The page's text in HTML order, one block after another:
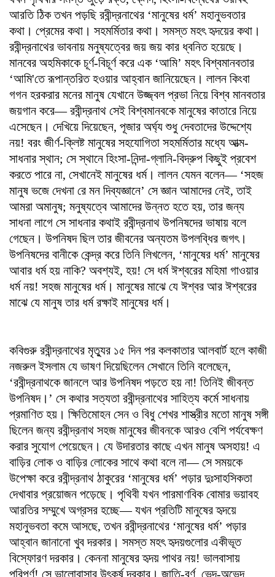
আরতি ঠিক তখন পড়ছি রবীন্দ্রনাথের ‘মানুষের ধর্ম’ মহানুভবতার
কথা। প্রেমের কথা। সহমর্মিতার কথা। সমস্ত মহৎ হৃদয়ের কথা।
রবীন্দ্রনাথের ভাবনায় মনুষ্যত্বের জয় জয় কার ধ্বনিত হয়েছে।
মানবের অহমিকাকে চূর্ণ-বিচূর্ণ করে এক ‘আমি’ মহৎ বিশ্বমানবতার
‘আমি'তে রূপান্তরিত হওয়ার আহ্বান জানিয়েছেন। লালন কিংবা
গগন হরকরার মনের মানুষ যেখানে উজ্জ্বল প্রভা নিয়ে বিশ্ব মানবতার
জয়গান করে— রবীন্দ্রনাথ সেই বিশ্বমানবকে মানুষের কাতারে নিয়ে
এসেছেন। দেখিয়ে দিয়েছেন, পূজার অর্ঘ্য শুধু দেবতাদের উদ্দেশ্যে
নয়! বরং জীর্ণ-ক্লিষ্ট মানুষের সহযোগিতা সহমর্মিতার মধ্যে আত্ম-
সাধনার স্থান; সে স্থানে হিংসা-নিন্দা-গ্লানি-বিদ্রুপ কিছুই প্রবেশ
করতে পারে না, সেখানেই মানুষের ধর্ম। লালন যেমন বলেন— ‘সহজ
মানুষ ভজে দেখনা রে মন দিব্যজ্ঞানে’ সে জ্ঞান আমাদের নেই, তাই
আমরা অমানুষ; মনুষ্যত্বে আমাদের উন্নত হতে হয়, তার জন্য
সাধনা লাগে সে সাধনার কথাই রবীন্দ্রনাথ উপনিষদের ভাষায় বলে
গেছেন। উপনিষদ ছিল তার জীবনের অন্যতম উপলব্ধির জগৎ।
উপনিষদের বানীকে কেন্দ্র করে তিনি লিখলেন, ‘মানুষের ধর্ম’ মানুষের
আবার ধর্ম হয় নাকি? অবশ্যই, হয়! সে ধর্ম ঈশ্বরের মহিমা গাওয়ার
ধর্ম নয়! সহজ মানুষের ধর্ম। মানুষের মাঝে যে ঈশ্বর আর ঈশ্বরের
মাঝে যে মানুষ তার ধর্ম রক্ষাই মানুষের ধর্ম।
কবিগুরু রবীন্দ্রনাথের মৃত্যুর ১৫ দিন পর কলকাতার আলবার্ট হলে কাজী
নজরুল ইসলাম যে ভাষণ দিয়েছিলেন সেখানে তিনি বলেছেন,
‘রবীন্দ্রনাথকে জানলে আর উপনিষদ পড়তে হয় না! তিনিই জীবন্ত
উপনিষদ।’ সে কথার সত্যতা রবীন্দ্রনাথের সাহিত্য কর্মে সাধনায়
প্রমাণিত হয়। ক্ষিতিমোহন সেন ও বিধু শেখর‌ শাস্ত্রীর মতো মানুষ সঙ্গী
ছিলেন জন্য রবীন্দ্রনাথ সহজ মানুষের জীবনকে আরও বেশি পর্যবেক্ষণ
করার সুযোগ পেয়েছেন। যে উদারতার কাছে এখন মানুষ অসহায়! এ
বাড়ির লোক ও বাড়ির লোকের সাথে কথা বলে না— সে সময়কে
উপেক্ষা করে রবীন্দ্রনাথ ঠাকুরের ‘মানুষের ধর্ম’ পড়ার দুঃসাহসিকতা
দেখাবার প্রয়োজন পড়েছে। পৃথিবী যখন পারমাণবিক বোমার ভয়াবহ
আরতির সম্মুখে অগ্রসর হচ্ছে— যখন প্রতিটি মানুষের হৃদয়ে
মহানুভবতা কমে আসছে, তখন রবীন্দ্রনাথের ‘মানুষের ধর্ম’ পড়ার
আহ্বান জানানো খুব দরকার। সমস্ত মহৎ হৃদয়গুলোর একীভূত
বিস্ফোরণ দরকার। কেননা মানুষের হৃদয় পাথর নয়! ভালবাসায়
পরিপূর্ণ! সে ভালোবাসার উৎকর্ষ দরকার। জাতি-বর্ণ, ভেদ-অভেদ,